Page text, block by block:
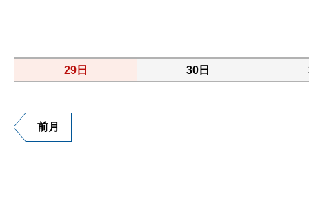
29日 30日
前月